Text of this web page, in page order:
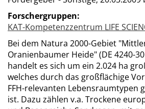
Forschergruppen:
KAT-Kompetenzzentrum LIFE
Bei dem Natura 2000-Gebiet
Oranienbaumer Heide" (DE 4240-
handelt es sich um ein 2.024 ha
welches durch das großflächige
FFH-relevanten Lebensraumtypen
ist. Dazu zählen v.a. Trockene